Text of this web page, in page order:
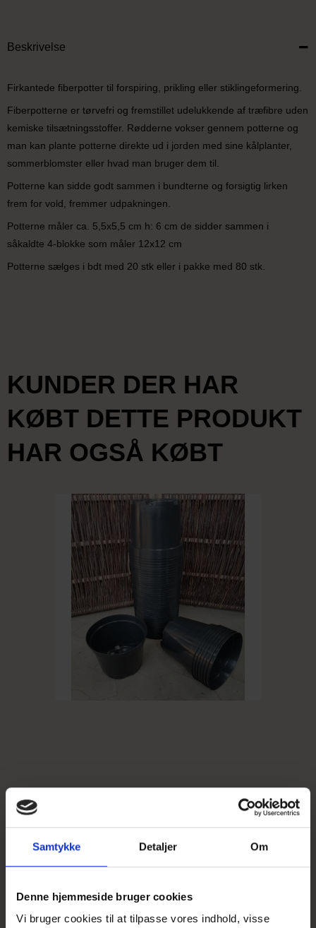
Samtykke Detaljer Om
Denne hjemmeside bruger cookies
Vi bruger cookies til at tilpasse vores indhold, visse
Beskrivelse
Firkantede fiberpotter til forspiring, prikling eller stiklingeformering.
Fiberpotterne er tørvefri og fremstillet udelukkende af træfibre uden
kemiske tilsætningsstoffer. Rødderne vokser gennem potterne og
man kan plante potterne direkte ud i jorden med sine kålplanter,
sommerblomster eller hvad man bruger dem til.
Potterne kan sidde godt sammen i bundterne og forsigtig lirken
frem for vold, fremmer udpakningen.
Potterne måler ca. 5,5x5,5 cm h: 6 cm de sidder sammen i
såkaldte 4-blokke som måler 12x12 cm
Potterne sælges i bdt med 20 stk eller i pakke med 80 stk.
KUNDER DER HAR
KØBT DETTE PRODUKT
HAR OGSÅ KØBT
Planteskolepotte, 2 L.
2,75 DKK